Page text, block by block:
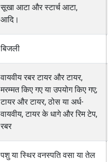
सूखा आटा और स्टार्च आटा,
आदि।
बिजली
वायवीय रबर टायर और टायर,
मरम्मत किए गए या उपयोग किए गए;
टायर और टायर, ठोस या अर्ध-
वायवीय, टायर के धागे और रिम टेप,
रबर
पशु या स्थिर वनस्पति वसा या तेल